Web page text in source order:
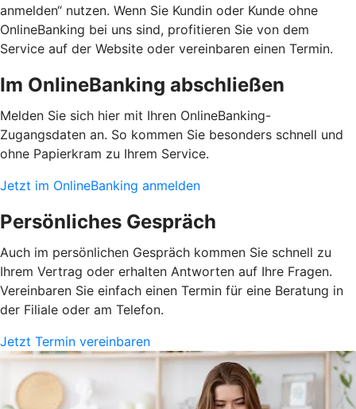
anmelden“ nutzen. Wenn Sie Kundin oder Kunde ohne
OnlineBanking bei uns sind, profitieren Sie von dem
Service auf der Website oder vereinbaren einen Termin.
Im OnlineBanking abschließen
Melden Sie sich hier mit Ihren OnlineBanking-
Zugangsdaten an. So kommen Sie besonders schnell und
ohne Papierkram zu Ihrem Service.
Jetzt im OnlineBanking anmelden
Persönliches Gespräch
Auch im persönlichen Gespräch kommen Sie schnell zu
Ihrem Vertrag oder erhalten Antworten auf Ihre Fragen.
Vereinbaren Sie einfach einen Termin für eine Beratung in
der Filiale oder am Telefon.
Jetzt Termin vereinbaren